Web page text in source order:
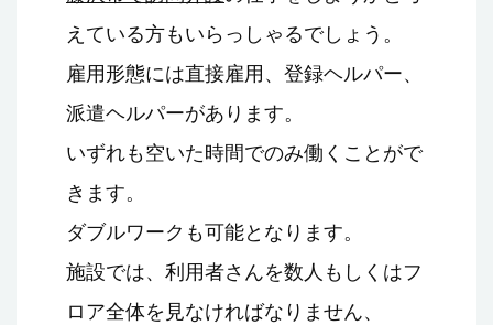
えている方もいらっしゃるでしょう。
雇用形態には直接雇用、登録ヘルパー、
派遣ヘルパーがあります。
いずれも空いた時間でのみ働くことがで
きます。
ダブルワークも可能となります。
施設では、利用者さんを数人もしくはフ
ロア全体を見なければなりません、